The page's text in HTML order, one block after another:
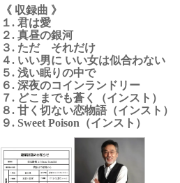
《 収録曲 》
１. 君は愛
２. 真昼の銀河
３. ただ それだけ
４. いい男に いい女は似合わない
５. 浅い眠りの中で
６. 深夜のコインランドリー
７. どこまでも蒼く（インスト）
８. 甘く切ない恋物語（インスト）
９. Sweet Poison（インスト）